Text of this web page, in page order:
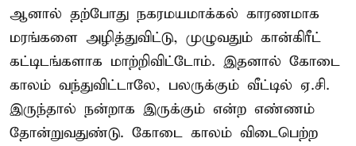
ஆனால் தற்போது நகரமயமாக்கல் காரணமாக
மரங்களை அழித்துவிட்டு, முழுவதும் கான்கிரீட்
கட்டிடங்களாக மாற்றிவிட்டோம். இதனால் கோடை
காலம் வந்துவிட்டாலே, பலருக்கும் வீட்டில் ஏ.சி.
இருந்தால் நன்றாக இருக்கும் என்ற எண்ணம்
தோன்றுவதுண்டு. கோடை காலம் விடைபெற்ற